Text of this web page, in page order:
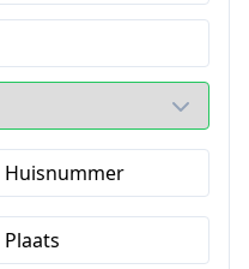
Huisnummer
Plaats